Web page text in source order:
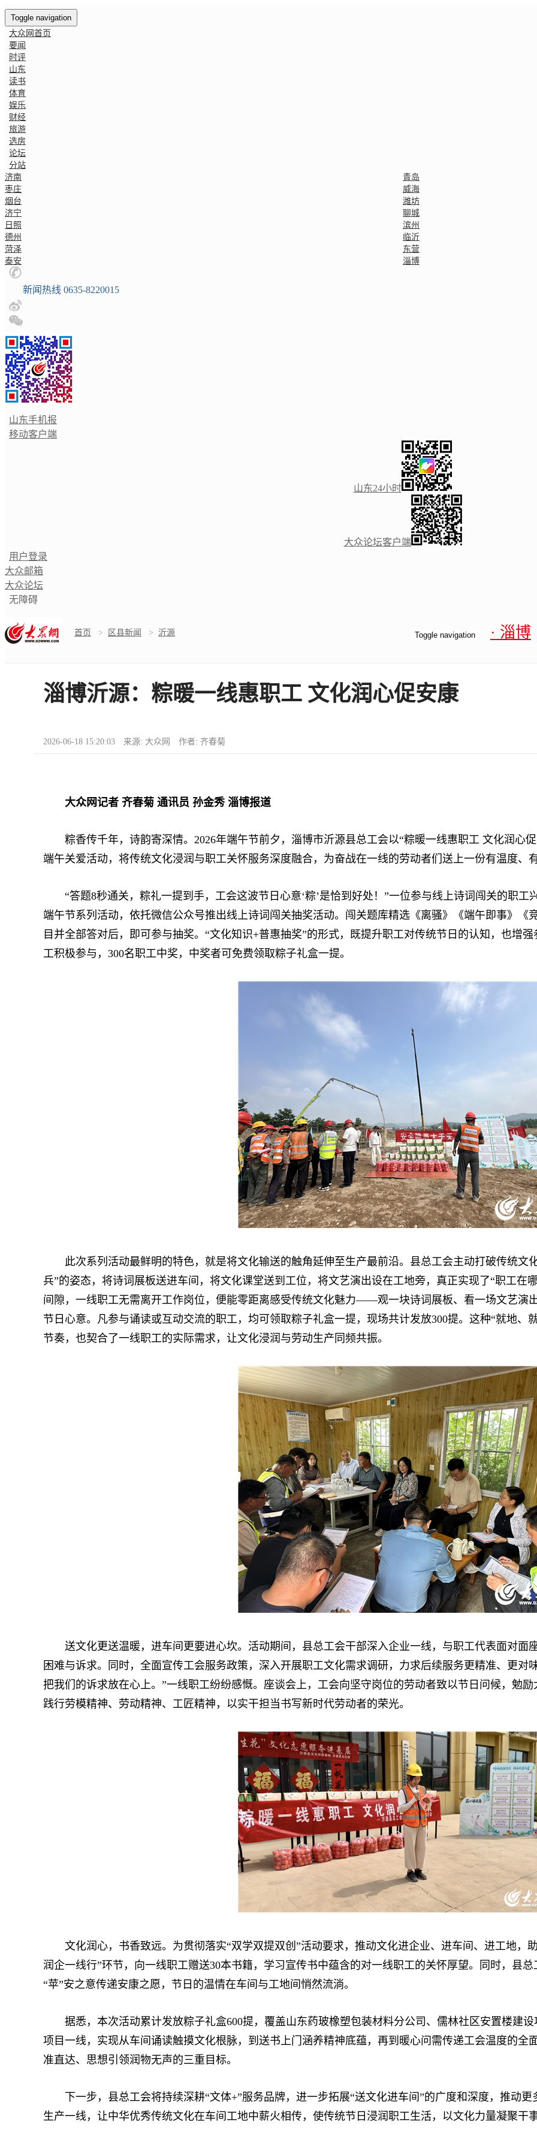
Toggle navigation
大众网首页
要闻
时评
山东
读书
体育
娱乐
财经
旅游
选房
论坛
分站
济南
青岛
枣庄
威海
烟台
潍坊
济宁
聊城
日照
滨州
德州
临沂
菏泽
东营
泰安
淄博
新闻热线 0635-8220015
山东手机报
移动客户端
山东24小时
大众论坛客户端
用户登录
大众邮箱
大众论坛
无障碍
Toggle navigation · 淄博
首页 > 区县新闻 > 沂源
淄博沂源：粽暖一线惠职工 文化润心促安康
2026-06-18 15:20:03 来源: 大众网 作者: 齐春菊
大众网记者 齐春菊 通讯员 孙金秀 淄博报道
粽香传千年，诗韵寄深情。2026年端午节前夕，淄博市沂源县总工会以“粽暖一线惠职工 文化润心
端午关爱活动，将传统文化浸润与职工关怀服务深度融合，为奋战在一线的劳动者们送上一份有温度、
“答题8秒通关，粽礼一提到手，工会这波节日心意‘粽’是恰到好处！”一位参与线上诗词闯关的职工
端午节系列活动，依托微信公众号推出线上诗词闯关抽奖活动。闯关题库精选《离骚》《端午即事》《
目并全部答对后，即可参与抽奖。“文化知识+普惠抽奖”的形式，既提升职工对传统节日的认知，也增
工积极参与，300名职工中奖，中奖者可免费领取粽子礼盒一提。
此次系列活动最鲜明的特色，就是将文化输送的触角延伸至生产最前沿。县总工会主动打破传统文
兵”的姿态，将诗词展板送进车间，将文化课堂送到工位，将文艺演出设在工地旁，真正实现了“职工在
间隙，一线职工无需离开工作岗位，便能零距离感受传统文化魅力——观一块诗词展板、看一场文艺演
节日心意。凡参与诵读或互动交流的职工，均可领取粽子礼盒一提，现场共计发放300提。这种“就地、
节奏，也契合了一线职工的实际需求，让文化浸润与劳动生产同频共振。
送文化更送温暖，进车间更要进心坎。活动期间，县总工会干部深入企业一线，与职工代表面对面
困难与诉求。同时，全面宣传工会服务政策，深入开展职工文化需求调研，力求后续服务更精准、更对
把我们的诉求放在心上。”一线职工纷纷感慨。座谈会上，工会向坚守岗位的劳动者致以节日问候，勉
践行劳模精神、劳动精神、工匠精神，以实干担当书写新时代劳动者的荣光。
文化润心，书香致远。为贯彻落实“双学双提双创”活动要求，推动文化进企业、进车间、进工地，
润企一线行”环节，向一线职工赠送30本书籍，学习宣传书中蕴含的对一线职工的关怀厚望。同时，县
“苹”安之意传递安康之愿，节日的温情在车间与工地间悄然流淌。
据悉，本次活动累计发放粽子礼盒600提，覆盖山东药玻橡塑包装材料分公司、儒林社区安置楼建
项目一线，实现从车间诵读触摸文化根脉，到送书上门涵养精神底蕴，再到暖心问需传递工会温度的全
准直达、思想引领润物无声的三重目标。
下一步，县总工会将持续深耕“文体+”服务品牌，进一步拓展“送文化进车间”的广度和深度，推动更
生产一线，让中华优秀传统文化在车间工地中薪火相传，使传统节日浸润职工生活，以文化力量凝聚干